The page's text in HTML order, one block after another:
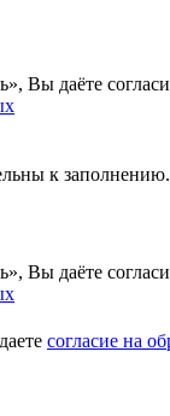
Вы даёте
к заполнению.
Вы даёте
согласие на